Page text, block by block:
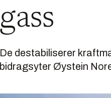
gass
De destabiliserer
bidragsyter Øystein